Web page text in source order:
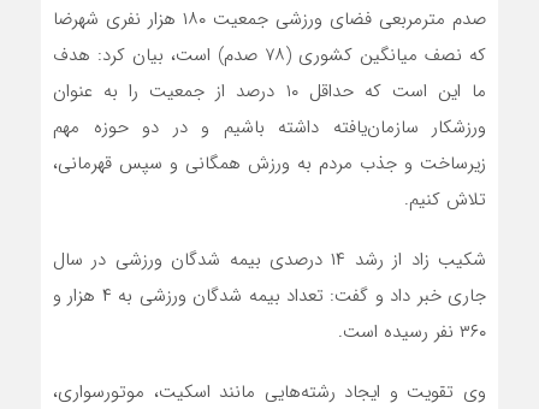
صدم مترمربعی فضای ورزشی جمعیت ۱۸۰ هزار نفری شهرضا
که نصف میانگین کشوری (۷۸ صدم) است، بیان کرد: هدف
ما این است که حداقل ۱۰ درصد از جمعیت را به عنوان
ورزشکار سازمان‌یافته داشته باشیم و در دو حوزه مهم
زیرساخت و جذب مردم به ورزش همگانی و سپس قهرمانی،
تلاش کنیم.
شکیب زاد از رشد ۱۴ درصدی بیمه شدگان ورزشی در سال
جاری خبر داد و گفت: تعداد بیمه شدگان ورزشی به ۴ هزار و
۳۶۰ نفر رسیده است.
وی تقویت و ایجاد رشته‌هایی مانند اسکیت، موتورسواری،